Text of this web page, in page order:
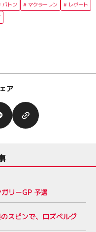
バトン マクラーレン
レポート
ア
リーGP 予選
スピンで、ロズベルグ